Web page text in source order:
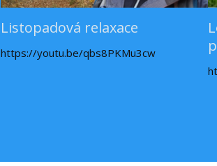
Listopadová relaxace
https://youtu.be/qbs8PKMu3cw